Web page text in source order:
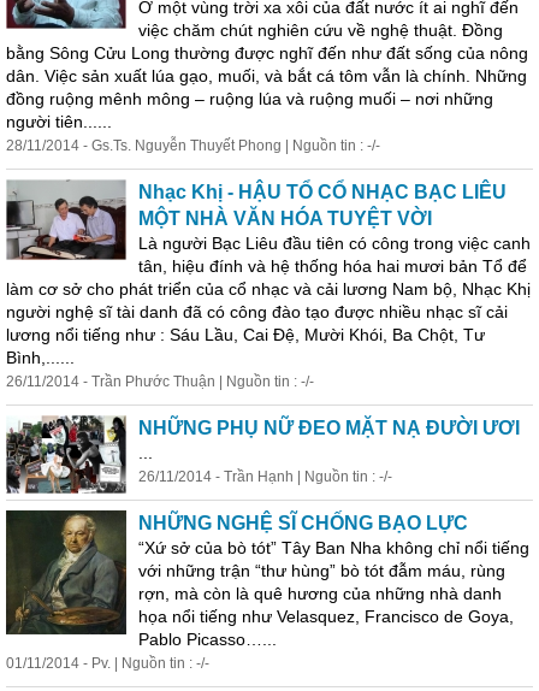
Ở một vùng trời xa xôi của đất nước ít ai nghĩ đến
việc chăm chút nghiên cứu về nghệ thuật. Đồng
bằng Sông Cửu Long thường được nghĩ đến như đất sống của nông
dân. Việc sản xuất lúa gạo, muối, và bắt cá tôm vẫn là chính. Những
đồng ruộng mênh mông – ruộng lúa và ruộng muối – nơi những
người tiên......
28/11/2014 - Gs.Ts. Nguyễn Thuyết Phong | Nguồn tin : -/-
Nhạc Khị - HẬU TỔ CỔ NHẠC BẠC LIÊU
MỘT NHÀ VĂN HÓA TUYỆT VỜI
Là người Bạc Liêu đầu tiên có công trong việc canh
tân, hiệu đính và hệ thống hóa hai mươi bản Tổ để
làm cơ sở cho phát triển của cổ nhạc và cải lương Nam bộ, Nhạc Khị
người nghệ sĩtài danh đã có công đào tạo được nhiều nhạc sĩcải
lương nổi tiếng như : Sáu Lầu, Cai Đệ, Mười Khói, Ba Chột, Tư
Bình,......
26/11/2014 - Trần Phước Thuận | Nguồn tin : -/-
NHỮNG PHỤ NỮ ĐEO MẶT NẠ ĐƯỜI ƯƠI
26/11/2014 - Trần Hạnh | Nguồn tin : -/-
NHỮNG NGHỆ SĨ CHỐNG BẠO LỰC
“Xứ sở của bò tót” Tây Ban Nha không chỉ nổi tiếng
với những trận “thư hùng” bò tót đẫm máu, rùng
rợn, mà còn là quê hương của những nhà danh
họa nổi tiếng như Velasquez, Francisco de Goya,
Pablo Picasso…...
01/11/2014 - Pv. | Nguồn tin : -/-